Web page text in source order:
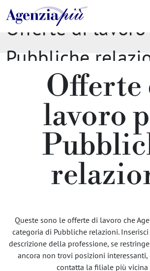
Offerte di lavoro
Pubbliche
Offerte
lavoro
Queste sono le offerte di lavoro che
categoria di Pubbliche relazioni.
descrizione della professione, se
ancora non trovi posizioni interessanti,
contatta la filiale più vicina